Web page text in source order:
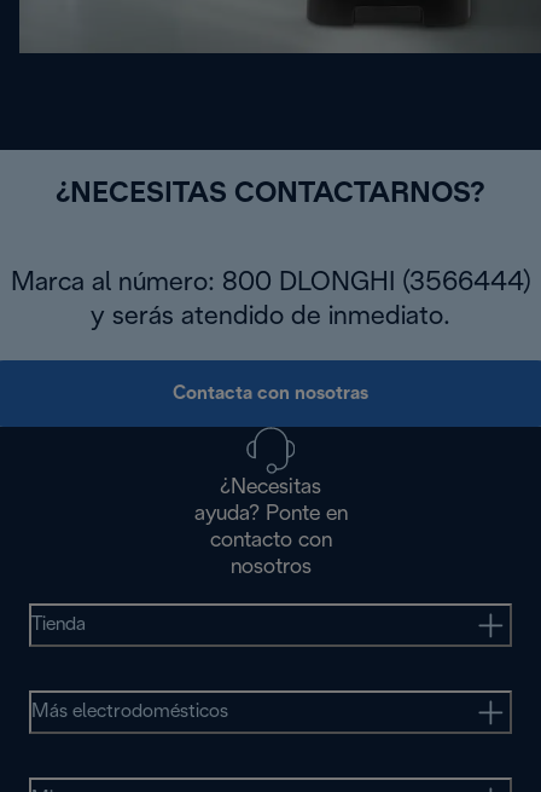
¿NECESITAS CONTACTARNOS?
Marca al número: 800 DLONGHI (3566444)
y serás atendido de inmediato.
Contacta con nosotras
¿Necesitas
ayuda? Ponte en
contacto con
nosotros
Tienda
Más electrodomésticos